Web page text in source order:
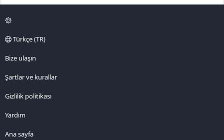
e
Türkçe (TR)
Bize ulaşın
Şartlar ve kurallar
Gizlilik politikası
Yardım
Ana sayfa